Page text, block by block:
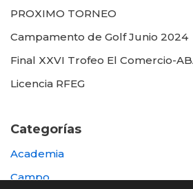
PROXIMO TORNEO
Campamento de Golf Junio 2024
Final XXVI Trofeo El Comercio-
Licencia RFEG
Categorías
Academia
Campo